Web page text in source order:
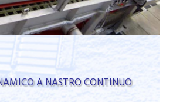
A NASTRO CONTINUO